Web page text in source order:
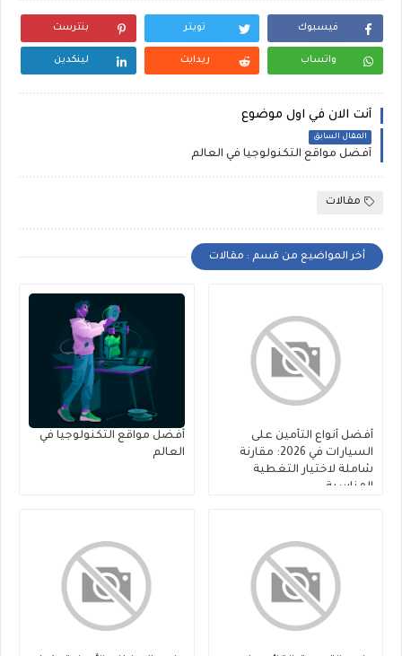
فيسبوك تويتر بنترست
واتساب ريدايت لينكدين
أنت الان في اول موضوع
المقال السابق
أفضل مواقع التكنولوجيا في العالم
مقالات
أخر المواضيع من قسم : مقالات
أفضل أنواع التأمين على
السيارات في 2026: مقارنة
شاملة لاختيار التغطية
المناسبة
أفضل مواقع التكنولوجيا في
العالم